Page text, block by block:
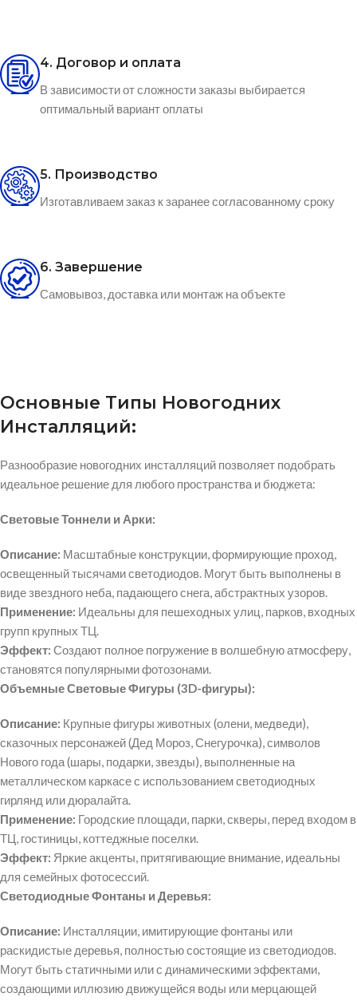
4. Договор и оплата
В зависимости от сложности заказы выбирается
оптимальный вариант оплаты
5. Производство
Изготавливаем заказ к заранее согласованному сроку
6. Завершение
Самовывоз, доставка или монтаж на объекте
Основные Типы Новогодних
Инсталляций:
Разнообразие новогодних инсталляций позволяет подобрать
идеальное решение для любого пространства и бюджета:
Световые Тоннели и Арки:
Описание: Масштабные конструкции, формирующие проход,
освещенный тысячами светодиодов. Могут быть выполнены в
виде звездного неба, падающего снега, абстрактных узоров.
Применение: Идеальны для пешеходных улиц, парков, входных
групп крупных ТЦ.
Эффект: Создают полное погружение в волшебную атмосферу,
становятся популярными фотозонами.
Объемные Световые Фигуры (3D-фигуры):
Описание: Крупные фигуры животных (олени, медведи),
сказочных персонажей (Дед Мороз, Снегурочка), символов
Нового года (шары, подарки, звезды), выполненные на
металлическом каркасе с использованием светодиодных
гирлянд или дюралайта.
Применение: Городские площади, парки, скверы, перед входом в
ТЦ, гостиницы, коттеджные поселки.
Эффект: Яркие акценты, притягивающие внимание, идеальны
для семейных фотосессий.
Светодиодные Фонтаны и Деревья:
Описание: Инсталляции, имитирующие фонтаны или
раскидистые деревья, полностью состоящие из светодиодов.
Могут быть статичными или с динамическими эффектами,
создающими иллюзию движущейся воды или мерцающей